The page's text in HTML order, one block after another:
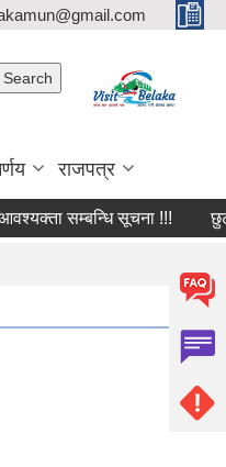
राजपत्र
सम्बन्धि सूचना !!! छुट